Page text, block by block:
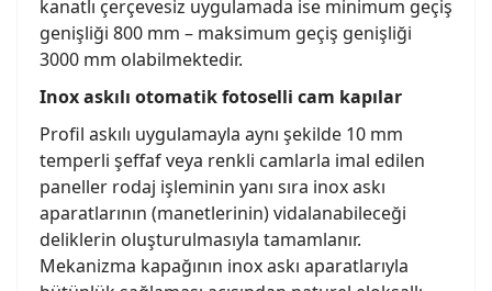
kanatlı çerçevesiz uygulamada ise minimum geçiş
genişliği 800 mm – maksimum geçiş genişliği
3000 mm olabilmektedir.
Inox askılı otomatik fotoselli cam kapılar
Profil askılı uygulamayla aynı şekilde 10 mm
temperli şeffaf veya renkli camlarla imal edilen
paneller rodaj işleminin yanı sıra inox askı
aparatlarının (manetlerinin) vidalanabileceği
deliklerin oluşturulmasıyla tamamlanır.
Mekanizma kapağının inox askı aparatlarıyla